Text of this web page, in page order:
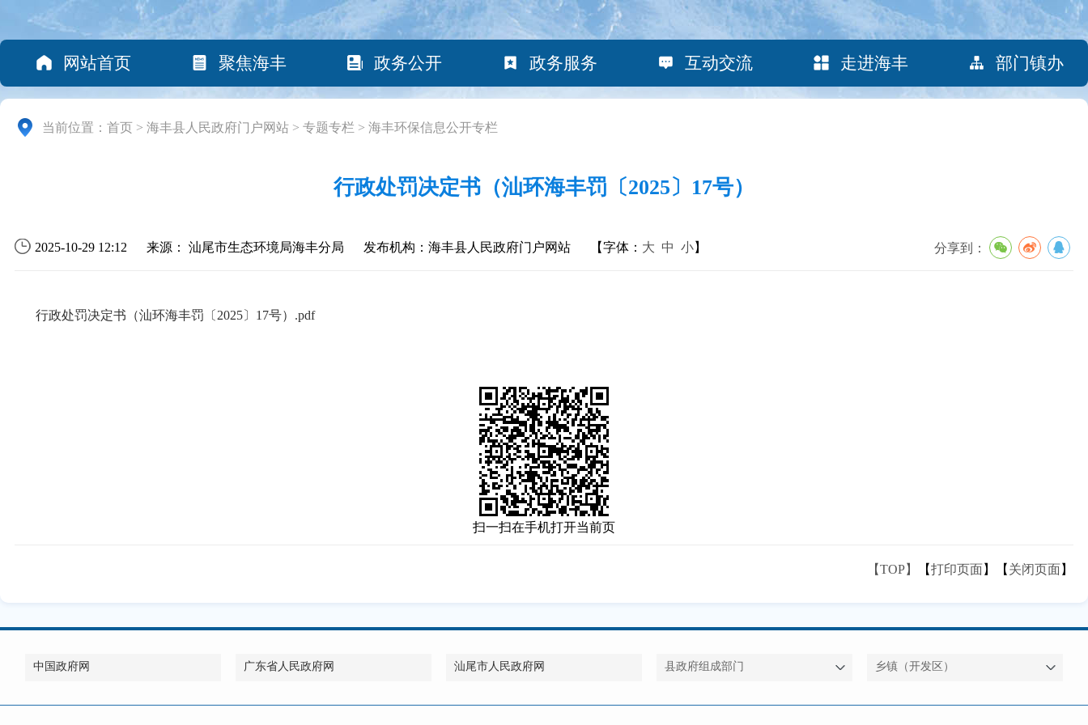
网站首页 聚焦海丰 政务公开 政务服务 互动交流 走进海丰 部门镇办
当前位置： 首页 > 海丰县人民政府门户网站 > 专题专栏 > 海丰环保信息公开专栏
行政处罚决定书（汕环海丰罚〔2025〕17号）
2025-10-29 12:12 来源： 汕尾市生态环境局海丰分局 发布机构：海丰县人民政府门户网站 【字体： 大 中 小】 分享到：
行政处罚决定书（汕环海丰罚〔2025〕17号）.pdf
扫一扫在手机打开当前页
【TOP】 【打印页面】【 关闭页面】
中国政府网 广东省人民政府网 汕尾市人民政府网 县政府组成部门 乡镇（开发区）